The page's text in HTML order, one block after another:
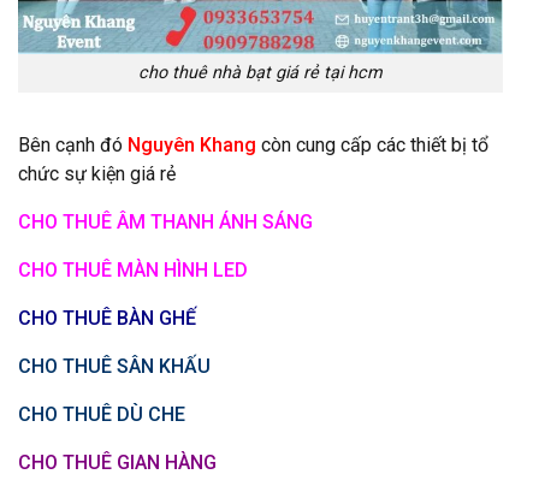
cho thuê nhà bạt giá rẻ tại hcm
Bên cạnh đó Nguyên Khang còn cung cấp các thiết bị tổ
chức sự kiện giá rẻ
CHO THUÊ ÂM THANH ÁNH SÁNG
CHO THUÊ MÀN HÌNH LED
CHO THUÊ BÀN GHẾ
CHO THUÊ SÂN KHẤU
CHO THUÊ DÙ CHE
CHO THUÊ GIAN HÀNG